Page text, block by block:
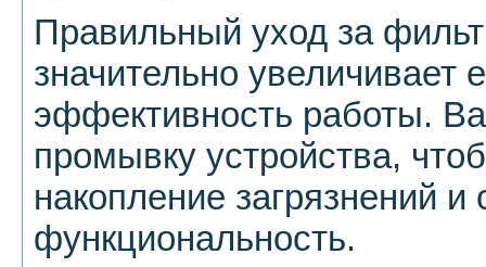
Правильный уход за
значительно увеличивает
эффективность работы.
промывку устройства,
накопление загрязнений и
функциональность.